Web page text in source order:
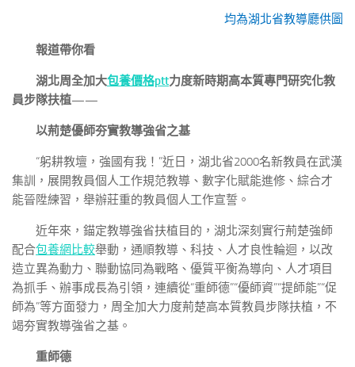
均為湖北省教導廳供圖
報道帶你看
湖北周全加大包養價格ptt力度新時期高本質專門研究化教
員步隊扶植——
以荊楚優師夯實教導強省之基
“躬耕教壇，強國有我！”近日，湖北省2000名新教員在武漢
集訓，展開教員個人工作規范教導、數字化賦能進修、綜合才
能晉陞練習，舉辦莊重的教員個人工作宣誓。
近年來，錨定教導強省扶植目的，湖北深刻實行荊楚強師
配合包養網比較舉動，通順教導、科技、人才良性輪迴，以改
造立異為動力、聯動協同為戰略、優質平衡為導向、人才項目
為抓手、辦事成長為引領，連續從“重師德”“優師資”“提師能”“促
師為”等方面發力，周全加大力度荊楚高本質教員步隊扶植，不
竭夯實教導強省之基。
重師德